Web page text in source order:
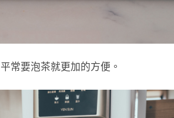
常要泡茶就更加的方便。